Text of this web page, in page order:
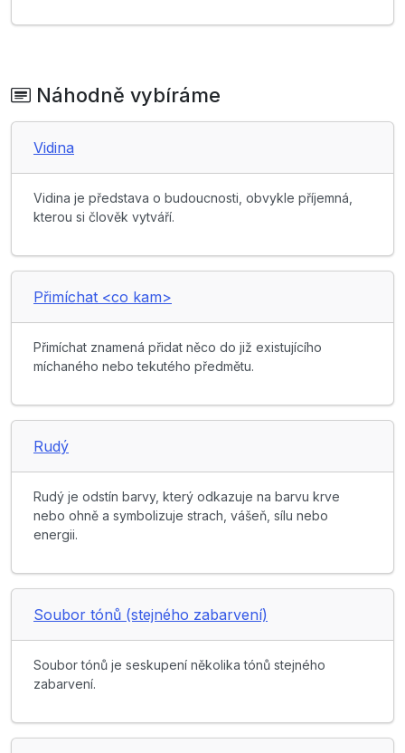
Náhodně vybíráme
Vidina
Vidina je představa o budoucnosti, obvykle příjemná,
kterou si člověk vytváří.
Přimíchat <co kam>
Přimíchat znamená přidat něco do již existujícího
míchaného nebo tekutého předmětu.
Rudý
Rudý je odstín barvy, který odkazuje na barvu krve
nebo ohně a symbolizuje strach, vášeň, sílu nebo
energii.
Soubor tónů (stejného zabarvení)
Soubor tónů je seskupení několika tónů stejného
zabarvení.